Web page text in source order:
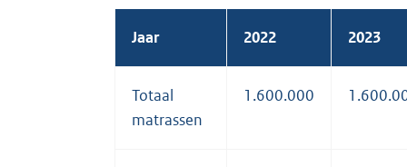
Jaar 2022 2023
Totaal
matrassen
1.600.000